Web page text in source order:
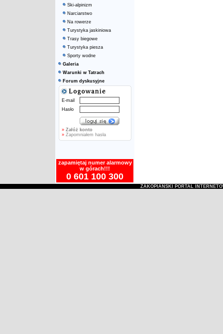
Ski-alpinizm
Narciarstwo
Na rowerze
Turystyka jaskiniowa
Trasy biegowe
Turystyka piesza
Sporty wodne
Galeria
Warunki w Tatrach
Forum dyskusyjne
E-mail
Hasło
» Załóż konto
»Zapomniałem hasła
zapamiętaj numer alarmowy
w górach!!!
0 601 100 300
ZAKOPIAŃSKI PORTAL